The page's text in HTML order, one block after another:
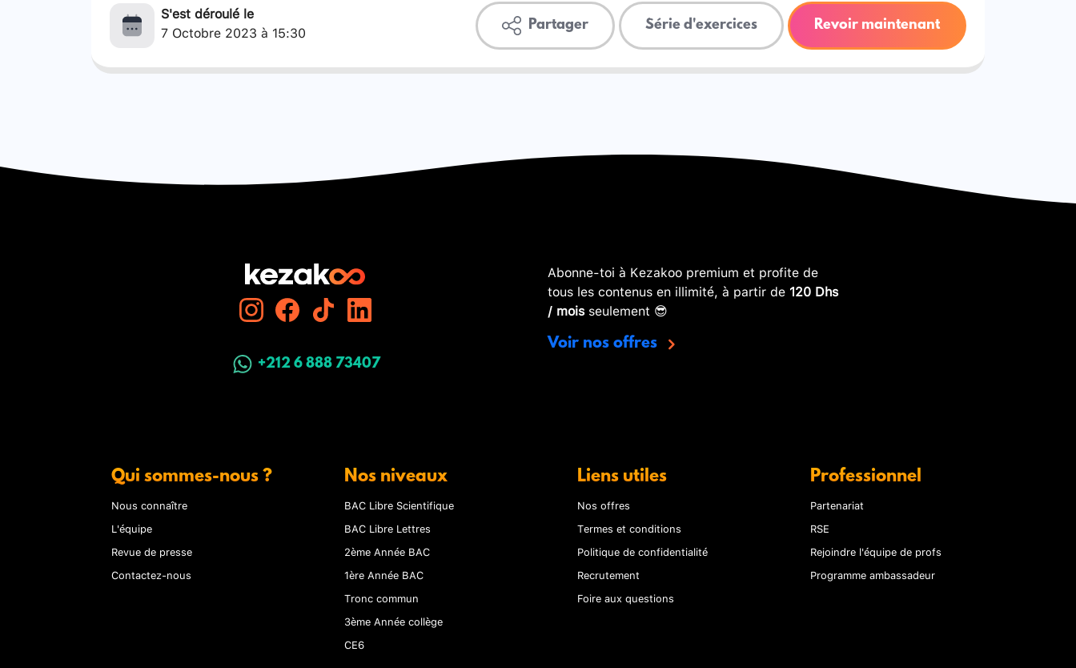
S'est déroulé le
7 Octobre 2023 à 15:30
Partager Série d'exercices Revoir maintenant
+212 6 888 73407
Abonne-toi à Kezakoo premium et profite de
tous les contenus en illimité, à partir de 120 Dhs
/ moisseulement 😎
Voir nos offres
Qui sommes-nous ?
Nous connaître
L'équipe
Revue de presse
Contactez-nous
Nos niveaux
BAC Libre Scientifique
BAC Libre Lettres
2ème Année BAC
1ère Année BAC
Tronc commun
3ème Année collège
CE6
Liens utiles
Nos offres
Termes et conditions
Politique de confidentialité
Recrutement
Foire aux questions
Professionnel
Partenariat
RSE
Rejoindre l'équipe de profs
Programme ambassadeur